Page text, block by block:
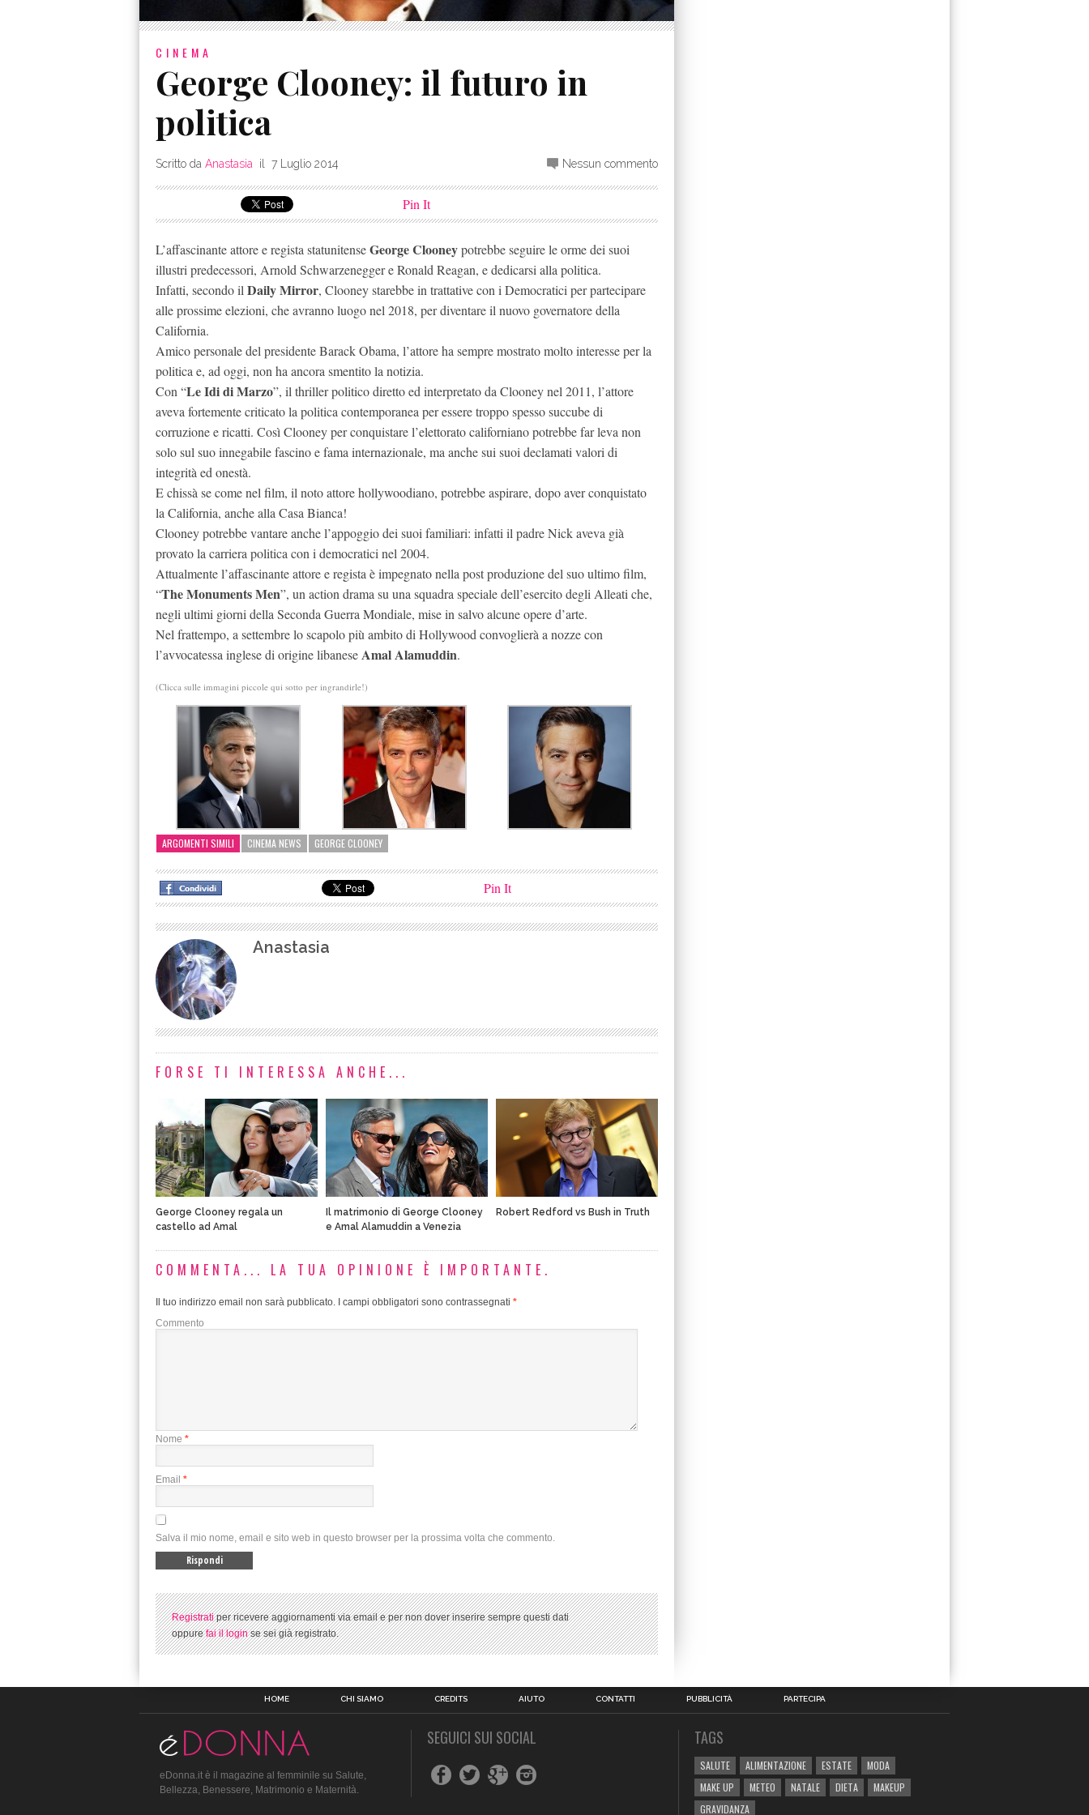
CINEMA
George Clooney: il futuro in
politica
Scritto da Anastasia il 7 Luglio 2014 Nessun commento
Pin It
L’affascinante attore e regista statunitenseGeorge Clooneypotrebbe seguire le orme dei suoi
illustri predecessori, Arnold Schwarzenegger e Ronald Reagan, e dedicarsi alla politica.
Infatti, secondo il Daily Mirror, Clooney starebbe in trattative con i Democratici per partecipare
alle prossime elezioni, che avranno luogo nel 2018, per diventare il nuovo governatore della
California.
Amico personale del presidente Barack Obama, l’attore ha sempre mostrato molto interesse per la
politica e, ad oggi, non ha ancora smentito la notizia.
Con “Le Idi di Marzo”, il thriller politico diretto ed interpretato da Clooney nel 2011, l’attore
aveva fortemente criticato la politica contemporanea per essere troppo spesso succube di
corruzione e ricatti. Così Clooney per conquistare l’elettorato californiano potrebbe far leva non
solo sul suo innegabile fascino e fama internazionale, ma anche sui suoi declamati valori di
integrità ed onestà.
E chissà se come nel film, il noto attore hollywoodiano, potrebbe aspirare, dopo aver conquistato
la California, anche alla Casa Bianca!
Clooney potrebbe vantare anche l’appoggio dei suoi familiari: infatti il padre Nick aveva già
provato la carriera politica con i democratici nel 2004.
Attualmente l’affascinante attore e regista è impegnato nella post produzione del suo ultimo film,
“The Monuments Men”, un action drama su una squadra speciale dell’esercito degli Alleati che,
negli ultimi giorni della Seconda Guerra Mondiale, mise in salvo alcune opere d’arte.
Nel frattempo, a settembre lo scapolo più ambito di Hollywood convoglierà a nozze con
l’avvocatessa inglese di origine libaneseAmal Alamuddin.
(Clicca sulle immagini piccole qui sotto per ingrandirle!)
ARGOMENTI SIMILI CINEMA NEWS GEORGE CLOONEY
Pin It
Anastasia
FORSE TI INTERESSA ANCHE...
George Clooney regala un
castello ad Amal
Il matrimonio di George Clooney
e Amal Alamuddin a Venezia
Robert Redford vs Bush in Truth
COMMENTA... LA TUA OPINIONE È IMPORTANTE.
Il tuo indirizzo email non sarà pubblicato. I campi obbligatori sono contrassegnati *
Commento
Nome *
Email *
Salva il mio nome, email e sito web in questo browser per la prossima volta che commento.
Registratiper ricevere aggiornamenti via email e per non dover inserire sempre questi dati
oppurefai il loginse sei già registrato.
HOME CHI SIAMO CREDITS AIUTO CONTATTI PUBBLICITÀ PARTECIPA
eDonna.it è il magazine al femminile su Salute,
Bellezza, Benessere, Matrimonio e Maternità.
SEGUICI SUI SOCIAL TAGS
SALUTE ALIMENTAZIONE ESTATE
MODA
MAKE UP
METEO NATALE DIETA
MAKEUP
GRAVIDANZA